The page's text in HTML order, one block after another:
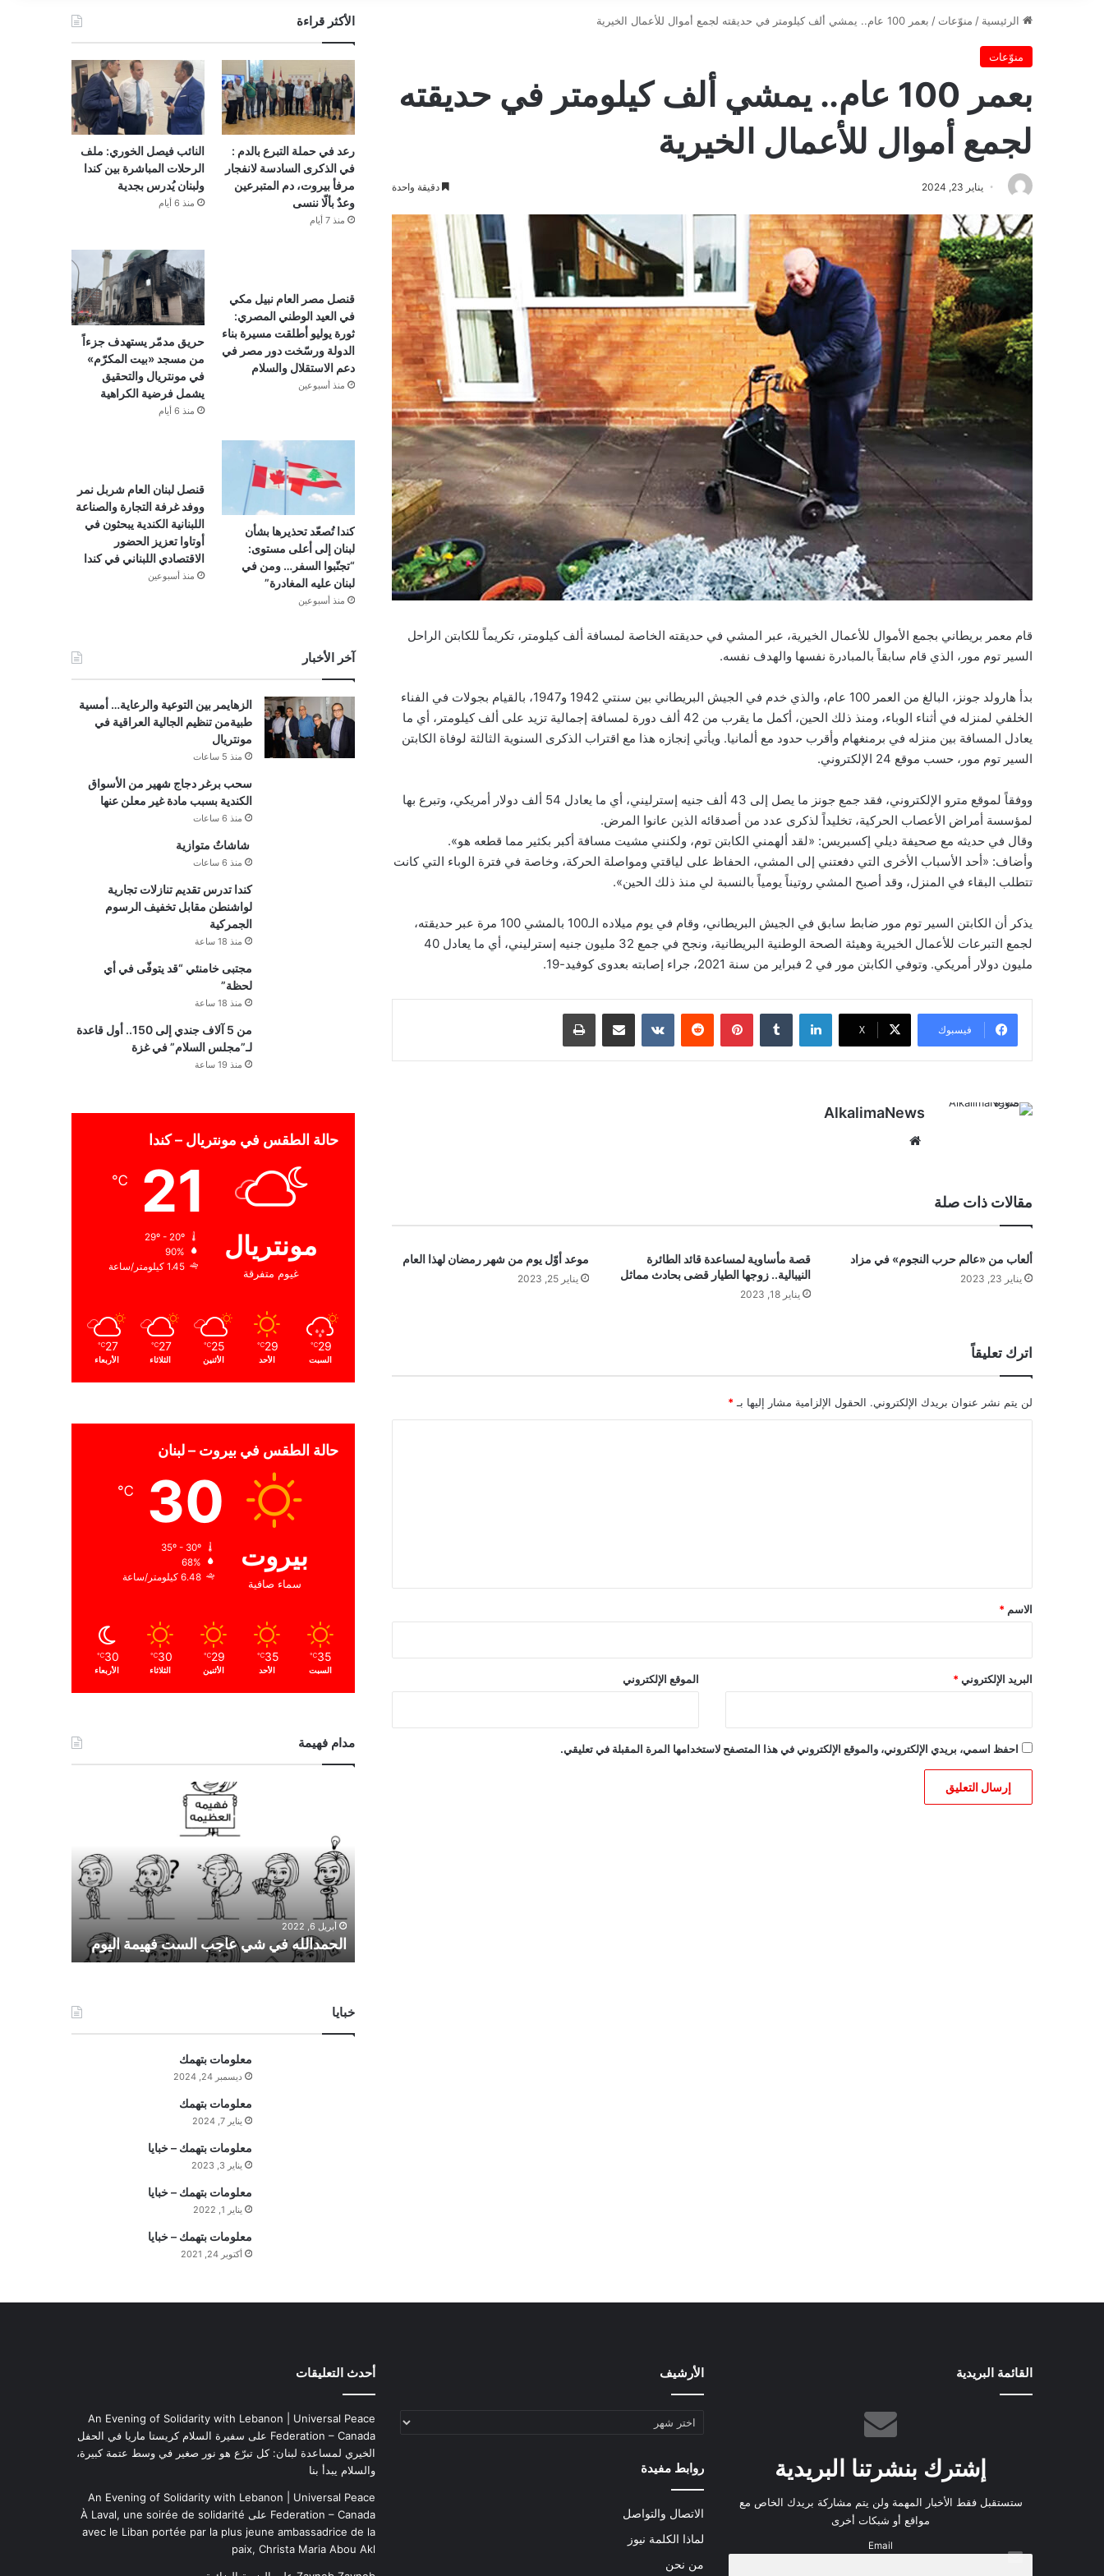
الرئيسية / منوّعات / بعمر 100 عام.. يمشي ألف كيلومتر في حديقته لجمع أموال للأعمال الخيرية
منوّعات
بعمر 100 عام.. يمشي ألف كيلومتر في حديقته
لجمع أموال للأعمال الخيرية
يناير 23, 2024 دقيقة واحدة
قام معمر بريطاني بجمع الأموال للأعمال الخيرية، عبر المشي في حديقته الخاصة لمسافة ألف كيلومتر، تكريماً للكابتن الراحل
السير توم مور، الذي قام سابقاً بالمبادرة نفسها والهدف نفسه.
بدأ هارولد جونز، البالغ من العمر 100 عام، والذي خدم في الجيش البريطاني بين سنتي 1942 و1947، بالقيام بجولات في الفناء
الخلفي لمنزله في أثناء الوباء، ومنذ ذلك الحين، أكمل ما يقرب من 42 ألف دورة لمسافة إجمالية تزيد على ألف كيلومتر، أي ما
يعادل المسافة بين منزله في برمنغهام وأقرب حدود مع ألمانيا. ويأتي إنجازه هذا مع اقتراب الذكرى السنوية الثالثة لوفاة الكابتن
السير توم مور، حسب موقع 24 الإلكتروني.
ووفقاً لموقع مترو الإلكتروني، فقد جمع جونز ما يصل إلى 43 ألف جنيه إسترليني، أي ما يعادل 54 ألف دولار أمريكي، وتبرع بها
لمؤسسة أمراض الأعصاب الحركية، تخليداً لذكرى عدد من أصدقائه الذين عانوا المرض.
وقال في حديثه مع صحيفة ديلي إكسبريس: «لقد ألهمني الكابتن توم، ولكنني مشيت مسافة أكبر بكثير مما قطعه هو».
وأضاف: «أحد الأسباب الأخرى التي دفعتني إلى المشي، الحفاظ على لياقتي ومواصلة الحركة، وخاصة في فترة الوباء التي كانت
تتطلب البقاء في المنزل، وقد أصبح المشي روتيناً يومياً بالنسبة لي منذ ذلك الحين».
يذكر أن الكابتن السير توم مور ضابط سابق في الجيش البريطاني، وقام في يوم ميلاده الـ100 بالمشي 100 مرة عبر حديقته،
لجمع التبرعات للأعمال الخيرية وهيئة الصحة الوطنية البريطانية، ونجح في جمع 32 مليون جنيه إسترليني، أي ما يعادل 40
مليون دولار أمريكي. وتوفي الكابتن مور في 2 فبراير من سنة 2021، جراء إصابته بعدوى كوفيد-19.
فيسبوك ‫X
لينكدإن بينتيريست
AlkalimaNews
مقالات ذات صلة
ألعاب من «عالم حرب النجوم» في مزاد
يناير 23, 2023
قصة مأساوية لمساعدة قائد الطائرة
النيبالية.. زوجها الطيار قضى بحادث مماثل
يناير 18, 2023
موعد أوّل يوم من شهر رمضان لهذا العام
يناير 25, 2023
اترك تعليقاً
لن يتم نشر عنوان بريدك الإلكتروني. الحقول الإلزامية مشار إليها بـ *
*
الاسم *
البريد الإلكتروني * الموقع الإلكتروني
احفظ اسمي، بريدي الإلكتروني، والموقع الإلكتروني في هذا المتصفح لاستخدامها المرة المقبلة في تعليقي.
الأكثر قراءة
رعد في حملة التبرع بالدم :
في الذكرى السادسة لانفجار
مرفأ بيروت، دم المتبرعين
وعدٌ بألّا ننسى
منذ 7 أيام
النائب فيصل الخوري: ملف
الرحلات المباشرة بين كندا
ولبنان يُدرس بجدية
منذ 6 أيام
قنصل مصر العام نبيل مكي
في العيد الوطني المصري:
ثورة يوليو أطلقت مسيرة بناء
الدولة ورسّخت دور مصر في
دعم الاستقلال والسلام
منذ أسبوعين
حريق مدمّر يستهدف جزءاً
من مسجد «بيت المكرّم»
في مونتريال والتحقيق
يشمل فرضية الكراهية
منذ 6 أيام
كندا تُصعّد تحذيرها بشأن
لبنان إلى أعلى مستوى:
“تجنّبوا السفر… ومن في
لبنان عليه المغادرة”
منذ أسبوعين
قنصل لبنان العام شربل نمر
ووفد غرفة التجارة والصناعة
اللبنانية الكندية يبحثون في
أوتاوا تعزيز الحضور
الاقتصادي اللبناني في كندا
منذ أسبوعين
آخر الأخبار
الزهايمر بين التوعية والرعاية… أمسية
طبيةمن تنظيم الجالية العراقية في
مونتريال
منذ 5 ساعات
سحب برغر دجاج شهير من الأسواق
الكندية بسبب مادة غير معلن عنها
منذ 6 ساعات
شاشاتٌ متوازية
منذ 6 ساعات
كندا تدرس تقديم تنازلات تجارية
لواشنطن مقابل تخفيف الرسوم
الجمركية
منذ 18 ساعة
مجتبى خامنئي “قد يتوفّى في أي
لحظة”
منذ 18 ساعة
من 5 آلاف جندي إلى 150.. أول قاعدة
لـ”مجلس السلام” في غزة
منذ 19 ساعة
حالة الطقس في مونتريال – كندا
مونتريال
غيوم متفرقة
21
℃
90%
1.45 كيلومتر/ساعة
29
℃
السبت
29
℃
الأحد
25
℃
الأثنين
27
℃
الثلاثاء
27
℃
الأربعاء
حالة الطقس في بيروت – لبنان
بيروت
سماء صافية
30
℃
68%
6.48 كيلومتر/ساعة
35
℃
السبت
35
℃
الأحد
29
℃
الأثنين
30
℃
الثلاثاء
30
℃
الأربعاء
مدام فهيمة
د
ي
ع
ا
أبريل 6, 2022
الحمدالله في شي عاجب الست فهيمة اليوم
خبايا
معلومات بتهمك
ديسمبر 24, 2024
معلومات بتهمك
يناير 7, 2024
معلومات بتهمك – خبايا
يناير 3, 2023
معلومات بتهمك – خبايا
يناير 1, 2022
معلومات بتهمك – خبايا
أكتوبر 24, 2021
القائمة البريدية
إشترك بنشرتنا البريدية
ستستقبل فقط الأخبار المهمة ولن يتم مشاركة بريدك الخاص مع
مواقع أو شبكات أخرى
Email
الأرشيف
الأرشيف
روابط مفيدة
الاتصال والتواصل
لماذا الكلمة نيوز
من نحن
أحدث التعليقات
An Evening of Solidarity with Lebanon | Universal Peace
Federation – Canada على سفيرة السلام كريستا ماريا في الحفل
الخيري لمساعدة لبنان: كل تبرّع هو نور صغير في وسط عتمة كبيرة،
والسلام يبدأ بنا
An Evening of Solidarity with Lebanon | Universal Peace
Federation – Canada على À Laval, une soirée de solidarité
avec le Liban portée par la plus jeune ambassadrice de la
paix, Christa Maria Abou Akl